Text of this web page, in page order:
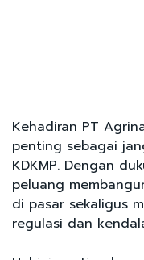
Kehadiran PT
penting sebagai
KDKMP. Dengan
peluang
di pasar sekaligus
regulasi dan